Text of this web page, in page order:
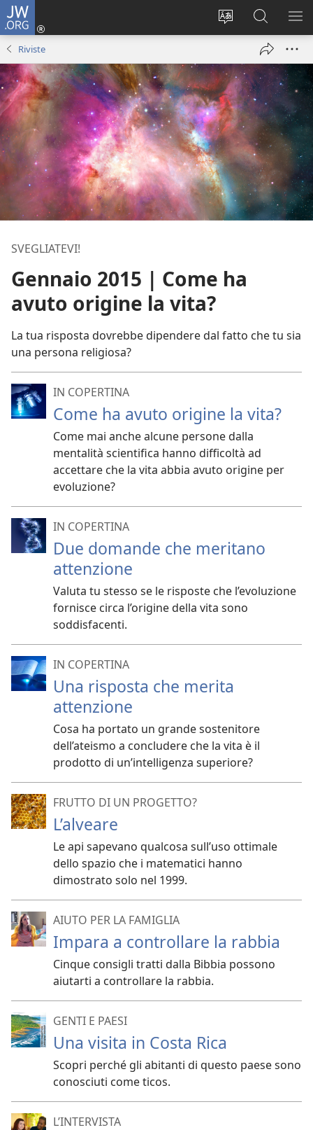
JW.ORG
Modificare
del
sito
Accedi
(apre
finestra)
Cerca
in
JW.ORG
Riviste
SVEGLIATEVI!
Gennaio 2015 | Come ha
avuto origine la vita?
La tua risposta dovrebbe dipendere dal fatto che tu sia
una persona religiosa?
IN COPERTINA
Come ha avuto origine la vita?
Come mai anche alcune persone dalla
mentalità scientifica hanno difficoltà ad
accettare che la vita abbia avuto origine per
evoluzione?
IN COPERTINA
Due domande che meritano
attenzione
Valuta tu stesso se le risposte che l’evoluzione
fornisce circa l’origine della vita sono
soddisfacenti.
IN COPERTINA
Una risposta che merita
attenzione
Cosa ha portato un grande sostenitore
dell’ateismo a concludere che la vita è il
prodotto di un’intelligenza superiore?
FRUTTO DI UN PROGETTO?
L’alveare
Le api sapevano qualcosa sull’uso ottimale
dello spazio che i matematici hanno
dimostrato solo nel 1999.
AIUTO PER LA FAMIGLIA
Impara a controllare la rabbia
Cinque consigli tratti dalla Bibbia possono
aiutarti a controllare la rabbia.
GENTI E PAESI
Una visita in Costa Rica
Scopri perché gli abitanti di questo paese sono
conosciuti come ticos.
L’INTERVISTA